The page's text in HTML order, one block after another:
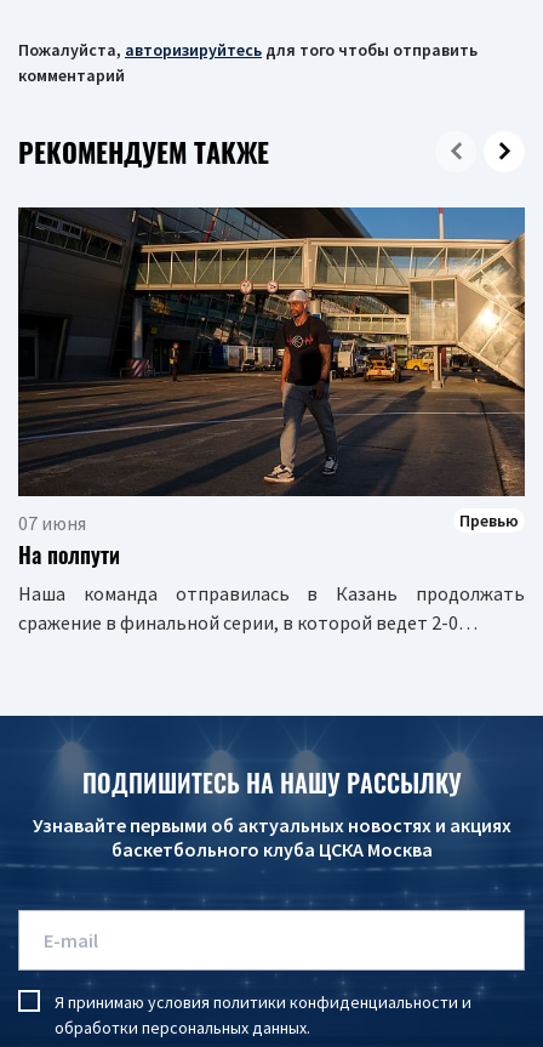
Пожалуйста, авторизируйтесь для того чтобы отправить
комментарий
РЕКОМЕНДУЕМ ТАКЖЕ
07 июня Превью
На полпути
Наша команда отправилась в Казань продолжать
сражение в финальной серии, в которой ведет 2-0…
ПОДПИШИТЕСЬ НА НАШУ РАССЫЛКУ
Узнавайте первыми об актуальных новостях и акциях
баскетбольного клуба ЦСКА Москва
Я принимаю условия политики конфиденциальности и
обработки персональных данных.